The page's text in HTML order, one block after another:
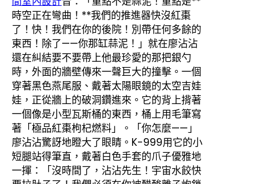
時空正在彎曲！**我們的推進器快沒紅棗
了！快！我們在你的後院！別帶任何多餘的
東西！除了——你那缸蒜泥！」就在廖沾沾
還在糾結要不要帶上他最珍愛的那把銀勺
時，外面的牆壁傳來一聲巨大的撞擊。一個
穿著黑色燕尾服、戴著太陽眼鏡的太空吉娃
娃，正從牆上的破洞鑽進來。它的背上揹著
一個像是小型瓦斯桶的東西，桶上用毛筆寫
著「極品紅棗枸杞燃料」。「你怎麼——」
廖沾沾驚訝地瞪大了眼睛。K-999用它的小
短腿站得筆直，戴著白色手套的爪子優雅地
一揮：「沒時間了，沾沾先生！宇宙水餃快